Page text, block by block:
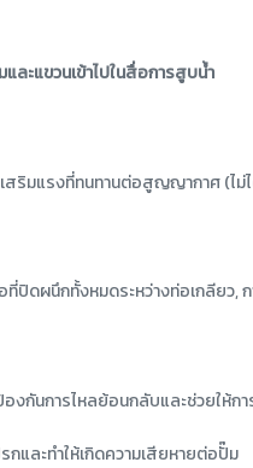
ะแขวนเข้าไปในสื่อการสูบน้ำ
มแรงที่ทนทานต่อสูญญากาศ (ไม่
ที่ปิดผนึกทั้งหมดระหว่างท่อเกลียว
องกันการไหลย้อนกลับและช่วยให้
ละทำให้เกิดความเสียหายต่อปั๊ม